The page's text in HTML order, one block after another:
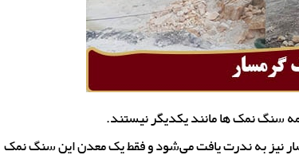
سنگ نمک ها مانند یکدیگر نیستند.
نیز به ندرت یافت می‌شود و فقط یک معدن این سنگ نمک